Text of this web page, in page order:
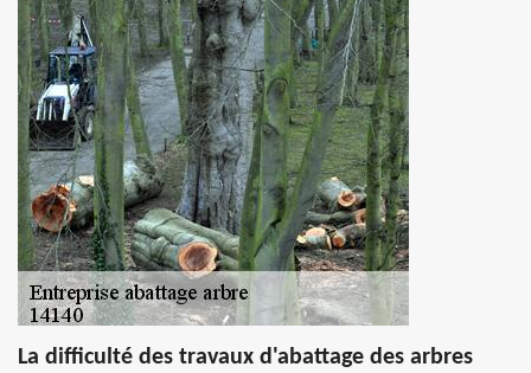
La difficulté des travaux d'abattage des arbres